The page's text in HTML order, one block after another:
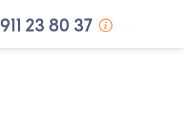
911 23 80 37